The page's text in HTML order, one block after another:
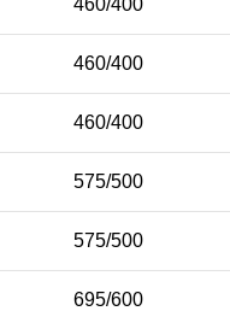
460/400
460/400
460/400
575/500
575/500
695/600